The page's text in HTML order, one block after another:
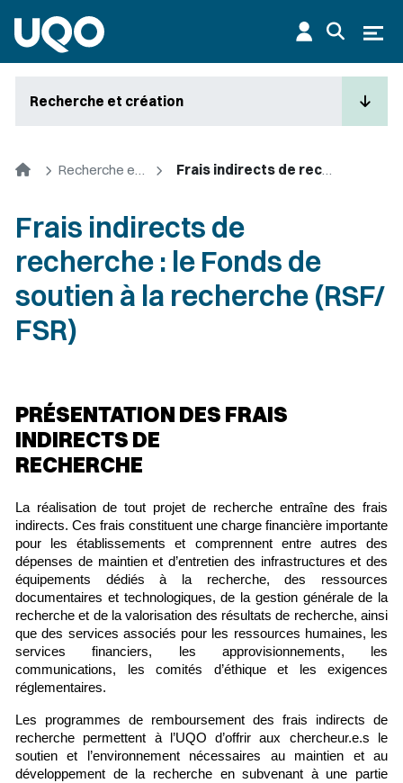
Recherche et création
Accueil Recherche et création Frais indirects de recherche : le Fonds de soutien à la recherche (RSF/ FSR)
Frais indirects de
recherche : le Fonds de
soutien à la recherche (RSF/
FSR)
PRÉSENTATION DES FRAIS
INDIRECTS DE
RECHERCHE
La réalisation de tout projet de recherche entraîne des frais
indirects. Ces frais constituent une charge financière importante
pour les établissements et comprennent entre autres des
dépenses de maintien et d’entretien des infrastructures et des
équipements dédiés à la recherche, des ressources
documentaires et technologiques, de la gestion générale de la
recherche et de la valorisation des résultats de recherche, ainsi
que des services associés pour les ressources humaines, les
services financiers, les approvisionnements, les
communications, les comités d’éthique et les exigences
réglementaires.
Les programmes de remboursement des frais indirects de
recherche permettent à l’UQO d’offrir aux chercheur.e.s le
soutien et l’environnement nécessaires au maintien et au
développement de la recherche en subvenant à une partie